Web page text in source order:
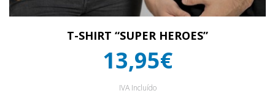
T-SHIRT “SUPER HEROES”
13,95€
IVA Incluído